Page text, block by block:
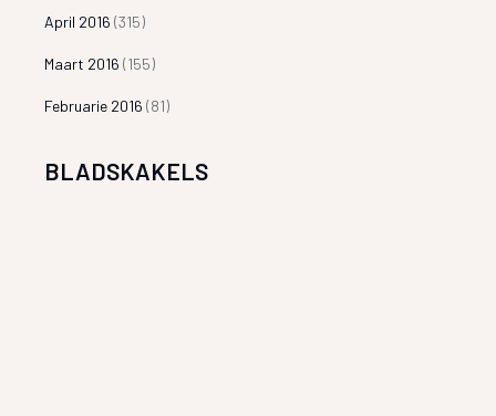
April 2016 (315)
Maart 2016 (155)
Februarie 2016 (81)
BLADSKAKELS